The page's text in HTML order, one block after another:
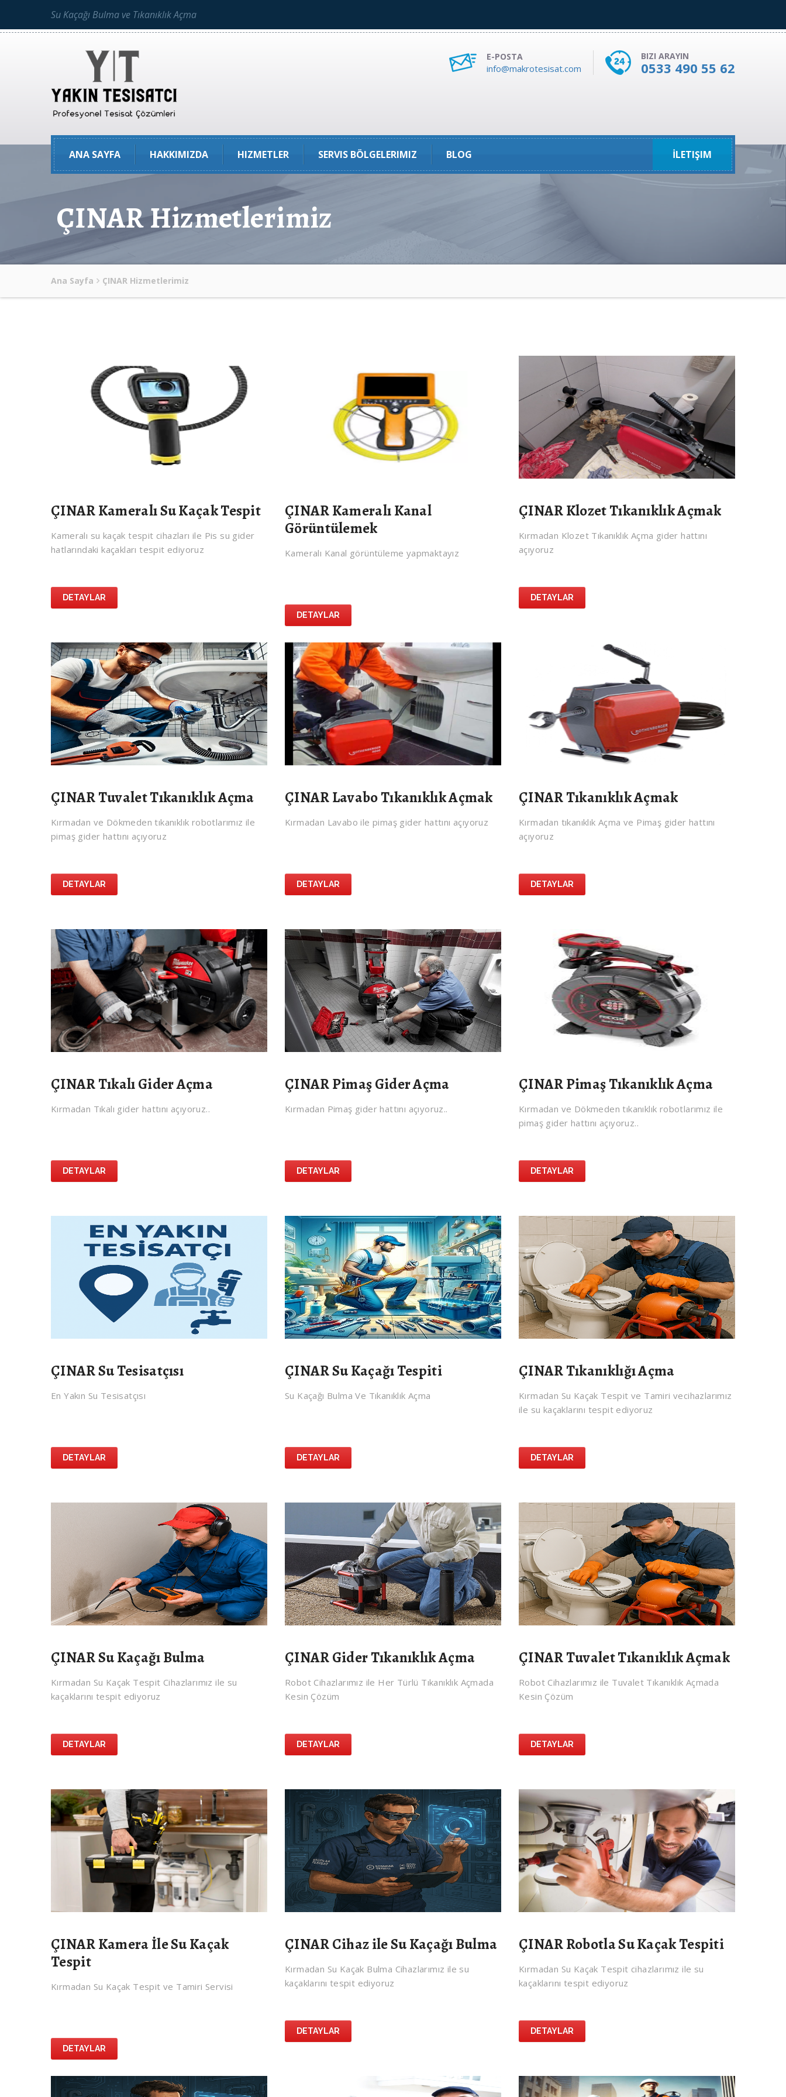
Su Kaçağı Bulma ve Tıkanıklık Açma
E-POSTA
info@makrotesisat.com
BIZI ARAYIN
0533 490 55 62
ANA SAYFA HAKKIMIZDA HIZMETLER SERVIS BÖLGELERIMIZ BLOG İLETIŞIM
ÇINAR Hizmetlerimiz
Ana Sayfa ÇINAR Hizmetlerimiz
ÇINAR Kameralı Su Kaçak Tespit
Kameralı su kaçak tespit cihazları ile Pis su gider
hatlarındaki kaçakları tespit ediyoruz
DETAYLAR
ÇINAR Kameralı Kanal
Görüntülemek
Kameralı Kanal görüntüleme yapmaktayız
DETAYLAR
ÇINAR Klozet Tıkanıklık Açmak
Kırmadan Klozet Tıkanıklık Açma gider hattını
açıyoruz
DETAYLAR
ÇINAR Tuvalet Tıkanıklık Açma
Kırmadan ve Dökmeden tıkanıklık robotlarımız ile
pimaş gider hattını açıyoruz
DETAYLAR
ÇINAR Lavabo Tıkanıklık Açmak
Kırmadan Lavabo ile pimaş gider hattını açıyoruz
DETAYLAR
ÇINAR Tıkanıklık Açmak
Kırmadan tıkanıklık Açma ve Pimaş gider hattını
açıyoruz
DETAYLAR
ÇINAR Tıkalı Gider Açma
Kırmadan Tıkalı gider hattını açıyoruz..
DETAYLAR
ÇINAR Pimaş Gider Açma
Kırmadan Pimaş gider hattını açıyoruz..
DETAYLAR
ÇINAR Pimaş Tıkanıklık Açma
Kırmadan ve Dökmeden tıkanıklık robotlarımız ile
pimaş gider hattını açıyoruz..
DETAYLAR
ÇINAR Su Tesisatçısı
En Yakın Su Tesisatçısı
DETAYLAR
ÇINAR Su Kaçağı Tespiti
Su Kaçağı Bulma Ve Tıkanıklık Açma
DETAYLAR
ÇINAR Tıkanıklığı Açma
Kırmadan Su Kaçak Tespit ve Tamiri vecihazlarımız
ile su kaçaklarını tespit ediyoruz
DETAYLAR
ÇINAR Su Kaçağı Bulma
Kırmadan Su Kaçak Tespit Cihazlarımız ile su
kaçaklarını tespit ediyoruz
DETAYLAR
ÇINAR Gider Tıkanıklık Açma
Robot Cihazlarımız ile Her Türlü Tıkanıklık Açmada
Kesin Çözüm
DETAYLAR
ÇINAR Tuvalet Tıkanıklık Açmak
Robot Cihazlarımız ile Tuvalet Tıkanıklık Açmada
Kesin Çözüm
DETAYLAR
ÇINAR Kamera İle Su Kaçak
Tespit
Kırmadan Su Kaçak Tespit ve Tamiri Servisi
DETAYLAR
ÇINAR Cihaz ile Su Kaçağı Bulma
Kırmadan Su Kaçak Bulma Cihazlarımız ile su
kaçaklarını tespit ediyoruz
DETAYLAR
ÇINAR Robotla Su Kaçak Tespiti
Kırmadan Su Kaçak Tespit cihazlarımız ile su
kaçaklarını tespit ediyoruz
DETAYLAR